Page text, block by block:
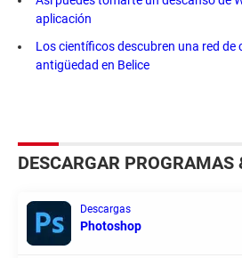
aplicación
Los científicos descubren una red de
antigüedad en Belice
DESCARGAR PROGRAMAS
Descargas
Photoshop